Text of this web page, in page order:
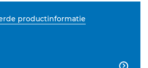
productinformatie
